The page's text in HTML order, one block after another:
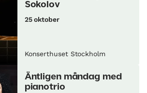
Sokolov
25 oktober
Konserthuset Stockholm
Äntligen måndag med
pianotrio